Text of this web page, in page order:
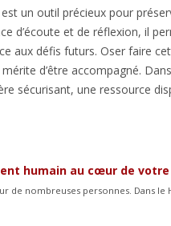
un outil précieux pour
d’écoute et de réflexion, il
aux défis futurs. Oser faire
d’être accompagné.
sécurisant, une ressource
humain au cœur de
nombreuses personnes. Dans le